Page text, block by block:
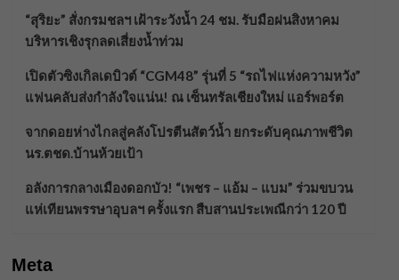
“สุริยะ” สั่งกรมชลฯ เฝ้าระวังน้ำ 24 ชม. รับมือฝนสิงหาคม
บริหารเชิงรุกลดเสี่ยงน้ำท่วม
เปิดตัวซิงเกิลเดบิวต์ “CGM48” รุ่นที่ 5 “รถไฟแห่งความหวัง”
แฟนคลับส่งกำลังใจแน่น! ณ เซ็นทรัลเชียงใหม่ แอร์พอร์ต
จากดอยห่างไกลสู่คลังโปรตีนสัตว์น้ำ ยกระดับคุณภาพชีวิต
นร.ตชด.บ้านห้วยเป้า
อลังการกลางเมืองดอกบัว! “เพชร – แอ้ม – แบม” ร่วมขบวน
แห่เทียนพรรษาอุบลฯ ครั้งแรก สืบสานประเพณีกว่า 120 ปี
Meta